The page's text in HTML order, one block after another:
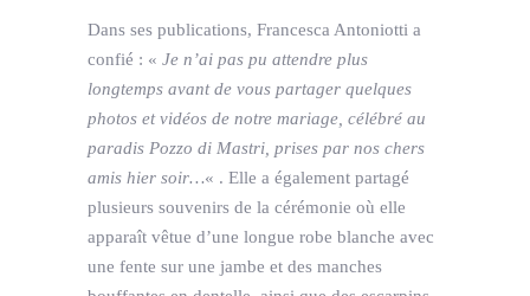
Dans ses publications, Francesca Antoniotti a
confié : « Je n’ai pas pu attendre plus
longtemps avant de vous partager quelques
photos et vidéos de notre mariage, célébré au
paradis Pozzo di Mastri, prises par nos chers
amis hier soir…« . Elle a également partagé
plusieurs souvenirs de la cérémonie où elle
apparaît vêtue d’une longue robe blanche avec
une fente sur une jambe et des manches